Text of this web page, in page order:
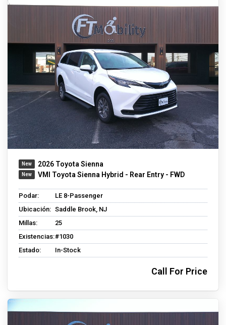
2026 Toyota Sienna
VMI Toyota Sienna Hybrid - Rear Entry - FWD
Podar:
LE 8-Passenger
Ubicación: Saddle Brook, NJ
Millas:
25
Existencias:#1030
Estado:
In-Stock
Call For Price